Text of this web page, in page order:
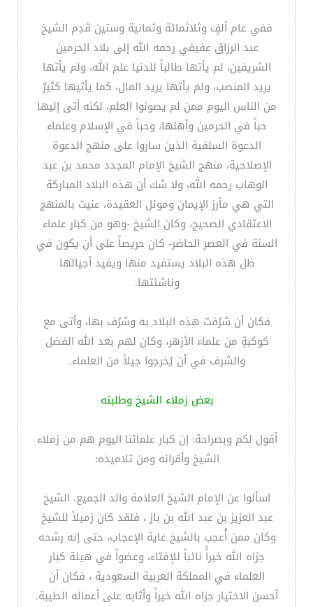
ففي عام ألفٍ وثلاثمائة وثمانية وستين قَدِم الشيخ
عبد الرزاق عفيفي رحمه الله إلى بلاد الحرمين
الشريفين، لم يأتها طالباً للدنيا علم الله، ولم يأتها
يريد المنصب، ولم يأتها يريد المال، كما يأتيها كثيرٌ
من الناس اليوم ممن لم يصونوا العلم، لكنه أتى إليها
حباً في الحرمين وأهلها، وحباً في الإسلام وعلماء
الدعوة السلفية الذين ساروا على منهج الدعوة
الإصلاحية، منهج الشيخ الإمام المجدد محمد بن عبد
الوهاب رحمه الله، ولا شك أن هذه البلاد المباركة
التي هي مأرز الإيمان وموئل العقيدة، عنيت بالمنهج
الاعتقادي الصحيح، وكان الشيخ -وهو من كبار علماء
السنة في العصر الحاضر- كان حريصاً على أن يكون في
ظل هذه البلاد يستفيد منها ويفيد أجيالها
وناشئتها.
فكان أن شرُفت هذه البلاد به وشرُف بها، وأتى مع
كوكبةٍ من علماء الأزهر، وكان لهم بعد الله الفضل
والشرف في أن يُخرجوا جيلاً من العلماء.
بعض زملاء الشيخ وطلبته
أقول لكم وبصراحة: إن كبار علمائنا اليوم هم من زملاء
الشيخ وأقرانه ومن تلاميذه:
اسألوا عن الإمام الشيخ العلامة والد الجميع. الشيخ
عبد العزيز بن عبد الله بن باز ، فلقد كان زميلاً للشيخ
وكان ممن أُعجب بالشيخ غاية الإعجاب، حتى إنه رشحه
جزاه الله خيراًً نائباً للإفتاء، وعضواً في هيئة كبار
العلماء في المملكة العربية السعودية ، فكان أن
أحسن الاختيار جزاه الله خيراً وأثابه على أعماله الطيبة.